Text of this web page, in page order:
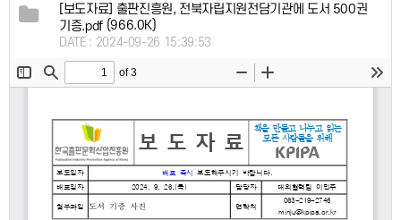
[보도자료] 출판진흥원, 전북자립지원전담기관에 도서 500권
기증.pdf(966.0K)
DATE : 2024-09-26 15:39:53